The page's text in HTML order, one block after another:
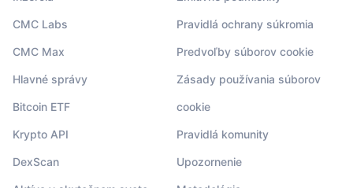
CMC Labs
CMC Max
Hlavné správy
Bitcoin ETF
Krypto API
DexScan
Pravidlá ochrany súkromia
Predvoľby súborov cookie
Zásady používania súborov
cookie
Pravidlá komunity
Upozornenie